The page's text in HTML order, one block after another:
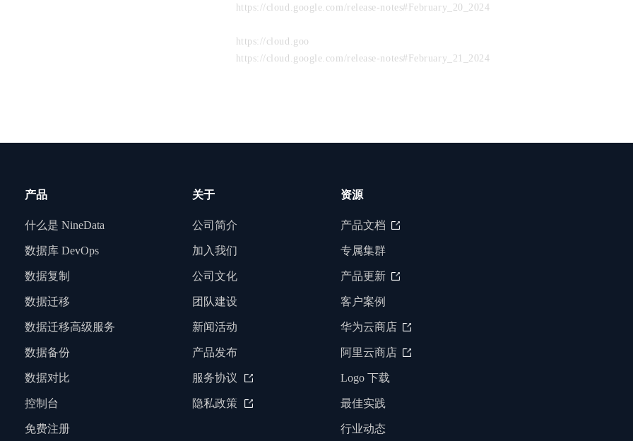
https://cloud.google.com/release-notes#February_20_2024
https://cloud.goo
https://cloud.google.com/release-notes#February_21_2024
资源
产品文档
产品更新
华为云商店
客户案例
阿里云商店
Logo 下载
最佳实践
行业动态
专属集群
公司简介
加入我们
产品发布
新闻活动
团队建设
公司文化
服务协议
隐私政策
关于
什么是 NineData
数据库 DevOps
数据迁移
数据备份
数据对比
控制台
免费注册
产品
数据复制
数据迁移高级服务